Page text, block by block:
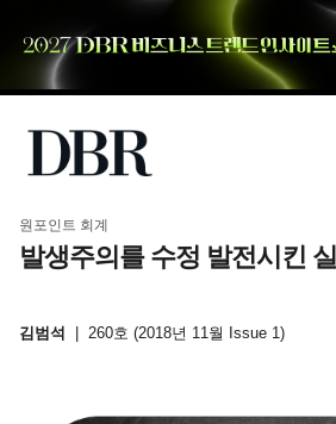
원포인트 회계
발생주의를 수정 발전시킨
김범석 260호 (2018년 11월 Issue 1)